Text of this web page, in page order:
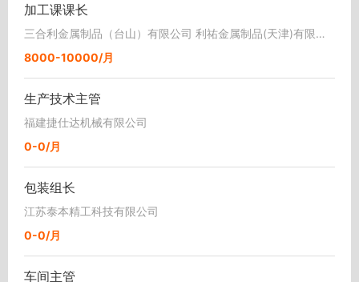
加工课课长
三合利金属制品（台山）有限公司 利祐金属制品(天津)有限公司
8000-10000/月
生产技术主管
福建捷仕达机械有限公司
0-0/月
包装组长
江苏泰本精工科技有限公司
0-0/月
车间主管